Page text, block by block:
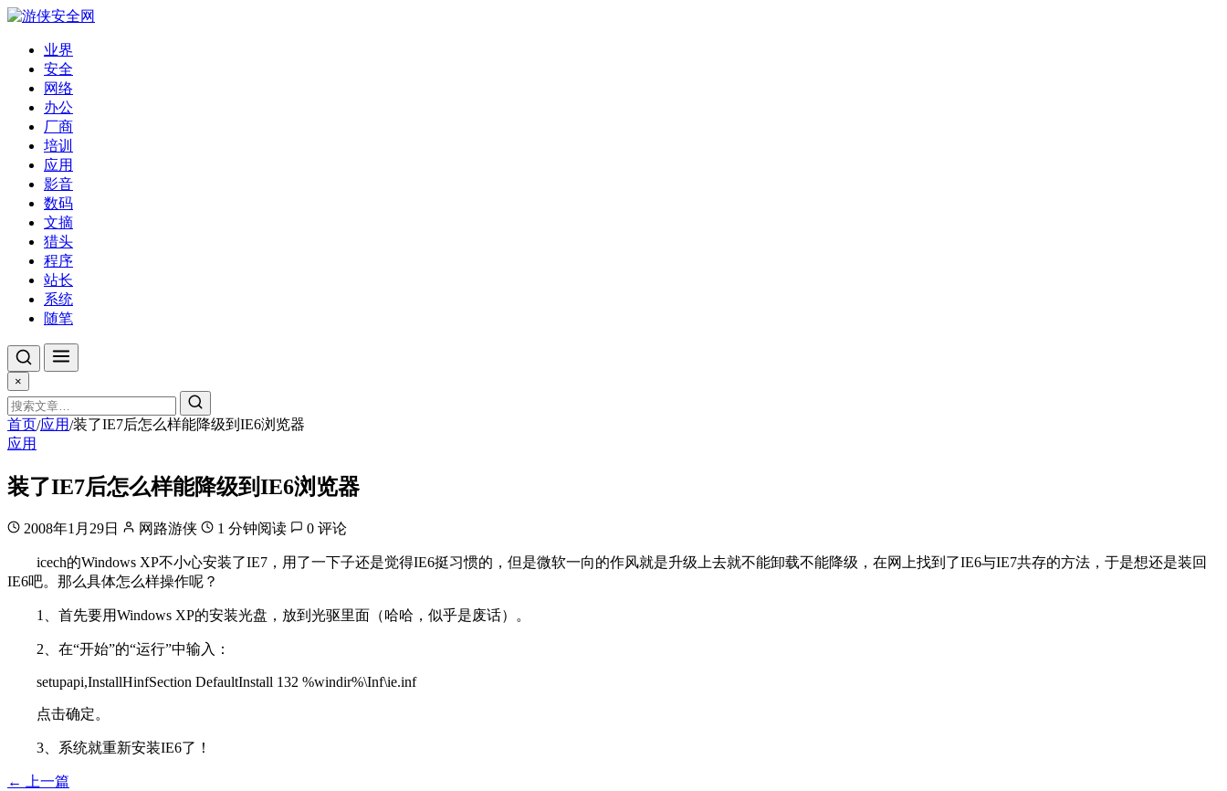
业界
安全
网络
办公
厂商
培训
应用
影音
数码
文摘
猎头
程序
站长
系统
随笔
×
首页/应用/装了IE7后怎么样能降级到IE6浏览器
应用
装了IE7后怎么样能降级到IE6浏览器
2008年1月29日 网路游侠 1 分钟阅读 0 评论
icech的Windows XP不小心安装了IE7，用了一下子还是觉得IE6挺习惯的，但是微软一向的作风就是升级上去就不能卸载不能降级，在网上找到了IE6与IE7共存的方法，于是想还是装回
IE6吧。那么具体怎么样操作呢？
1、首先要用Windows XP的安装光盘，放到光驱里面（哈哈，似乎是废话）。
2、在“开始”的“运行”中输入：
setupapi,InstallHinfSection DefaultInstall 132 %windir%\Inf\ie.inf
点击确定。
3、系统就重新安装IE6了！
← 上一篇